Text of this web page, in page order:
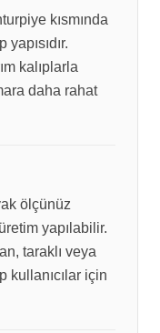
kısmında
kalıplarla
daha rahat
ölçünüz
yapılabilir.
taraklı veya
kullanıcılar için